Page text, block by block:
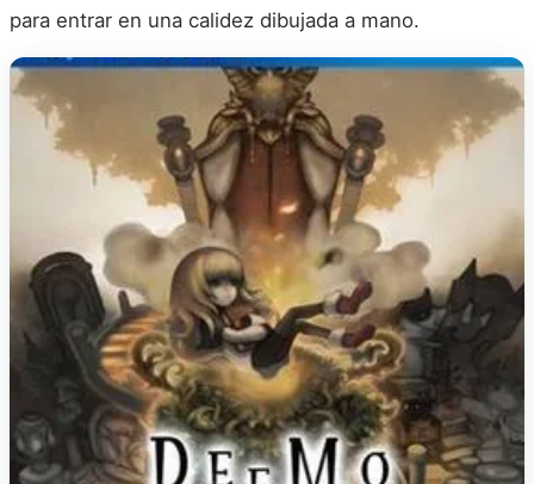
para entrar en una calidez dibujada a mano.